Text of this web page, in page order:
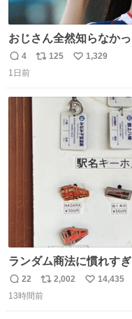
おじさん全然知らなか
（日向坂46）はマリサ
っこりしていただいた
返
信
4
リ
125
い
数
1,329
1日前
ランダム商法に慣れす
てみるか…」 駅員さん
良いんですか？」 駅員さん「何
返
信
22
リ
ポ
2,002
い
14,435
13時間前